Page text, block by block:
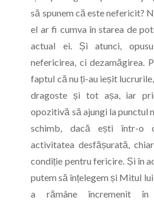
să spunem că este nefericit?
el ar fi cumva în starea de
actual ei. Și atunci,
nefericirea, ci dezamăgirea.
faptul că nu ți-au ieșit
dragoste și tot așa, iar
opozitivă să ajungi la punctul
schimb, dacă ești într-o
activitatea desfășurată,
condiție pentru fericire. Și în
putem să înțelegem și Mitul lui
a rămâne încremenit